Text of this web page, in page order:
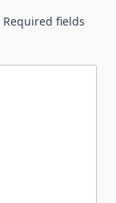
Required fields